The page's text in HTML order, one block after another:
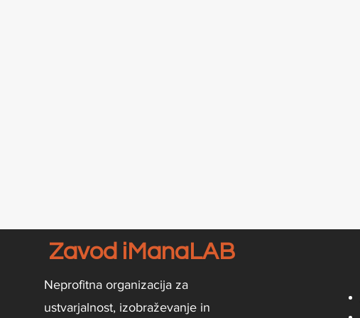
Zavod iManaLAB
Neprofitna organizacija za
ustvarjalnost, izobraževanje in